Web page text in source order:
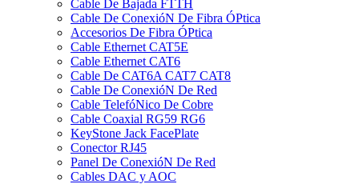
Cable De Bajada FTTH
Cable De ConexióN De Fibra ÓPtica
Accesorios De Fibra ÓPtica
Cable Ethernet CAT5E
Cable Ethernet CAT6
Cable De CAT6A CAT7 CAT8
Cable De ConexióN De Red
Cable TelefóNico De Cobre
Cable Coaxial RG59 RG6
KeyStone Jack FacePlate
Conector RJ45
Panel De ConexióN De Red
Cables DAC y AOC